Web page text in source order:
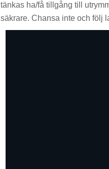
tänkas ha/få tillgång till
säkrare. Chansa inte och följ